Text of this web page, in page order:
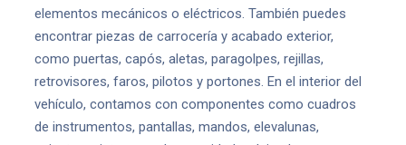
elementos mecánicos o eléctricos. También puedes
encontrar piezas de carrocería y acabado exterior,
como puertas, capós, aletas, paragolpes, rejillas,
retrovisores, faros, pilotos y portones. En el interior del
vehículo, contamos con componentes como cuadros
de instrumentos, pantallas, mandos, elevalunas,